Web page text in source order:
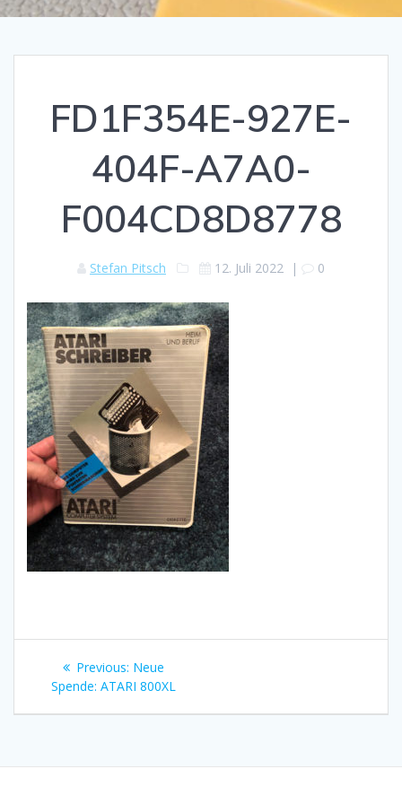
FD1F354E-927E-
404F-A7A0-
F004CD8D8778
Stefan Pitsch 12. Juli 2022 | 0
Beitragsnavigation
Previous: Previous
post:
Neue
Spende: ATARI 800XL